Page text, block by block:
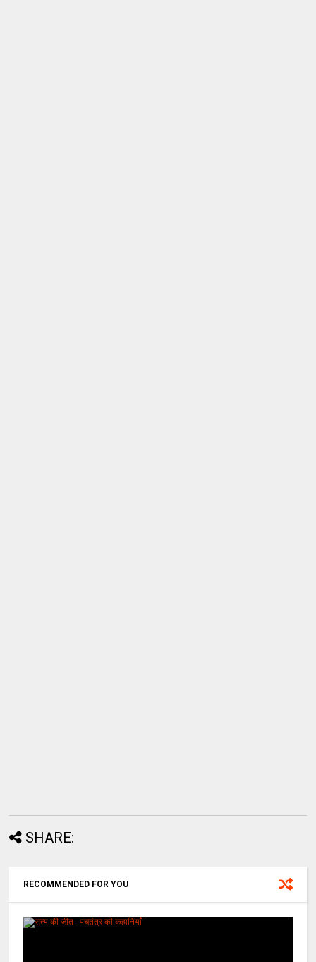
SHARE:
RECOMMENDED FOR YOU